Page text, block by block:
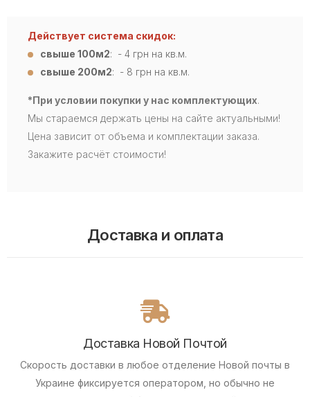
Действует система скидок:
свыше 100м2: - 4 грн на кв.м.
свыше 200м2: - 8 грн на кв.м.
*При условии покупки у нас комплектующих.
Мы стараемся держать цены на сайте актуальными!
Цена зависит от объема и комплектации заказа.
Закажите расчёт стоимости!
Доставка и оплата
Доставка Новой Почтой
Скорость доставки в любое отделение Новой почты в
Украине фиксируется оператором, но обычно не